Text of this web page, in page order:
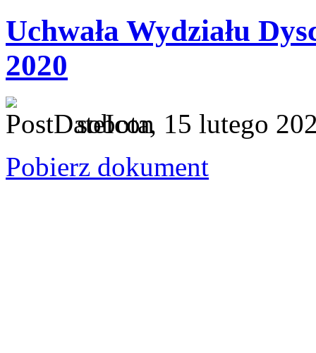
Uchwała Wydziału
2020
sobota, 15 lutego
Pobierz dokument